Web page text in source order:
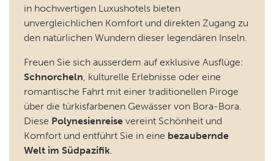
in hochwertigen Luxushotels bieten
unvergleichlichen Komfort und direkten Zugang zu
den natürlichen Wundern dieser legendären Inseln.
Freuen Sie sich ausserdem auf exklusive Ausflüge:
Schnorcheln, kulturelle Erlebnisse oder eine
romantische Fahrt mit einer traditionellen Piroge
über die türkisfarbenen Gewässer von Bora-Bora.
Diese Polynesienreise vereint Schönheit und
Komfort und entführt Sie in eine bezaubernde
Welt im Südpazifik.